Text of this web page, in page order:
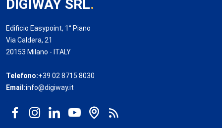
DIGIWAY SRL.
Edificio Easypoint, 1° Piano
Via Caldera, 21
20153 Milano - ITALY
Telefono:+39 02 8715 8030
Email:info@digiway.it